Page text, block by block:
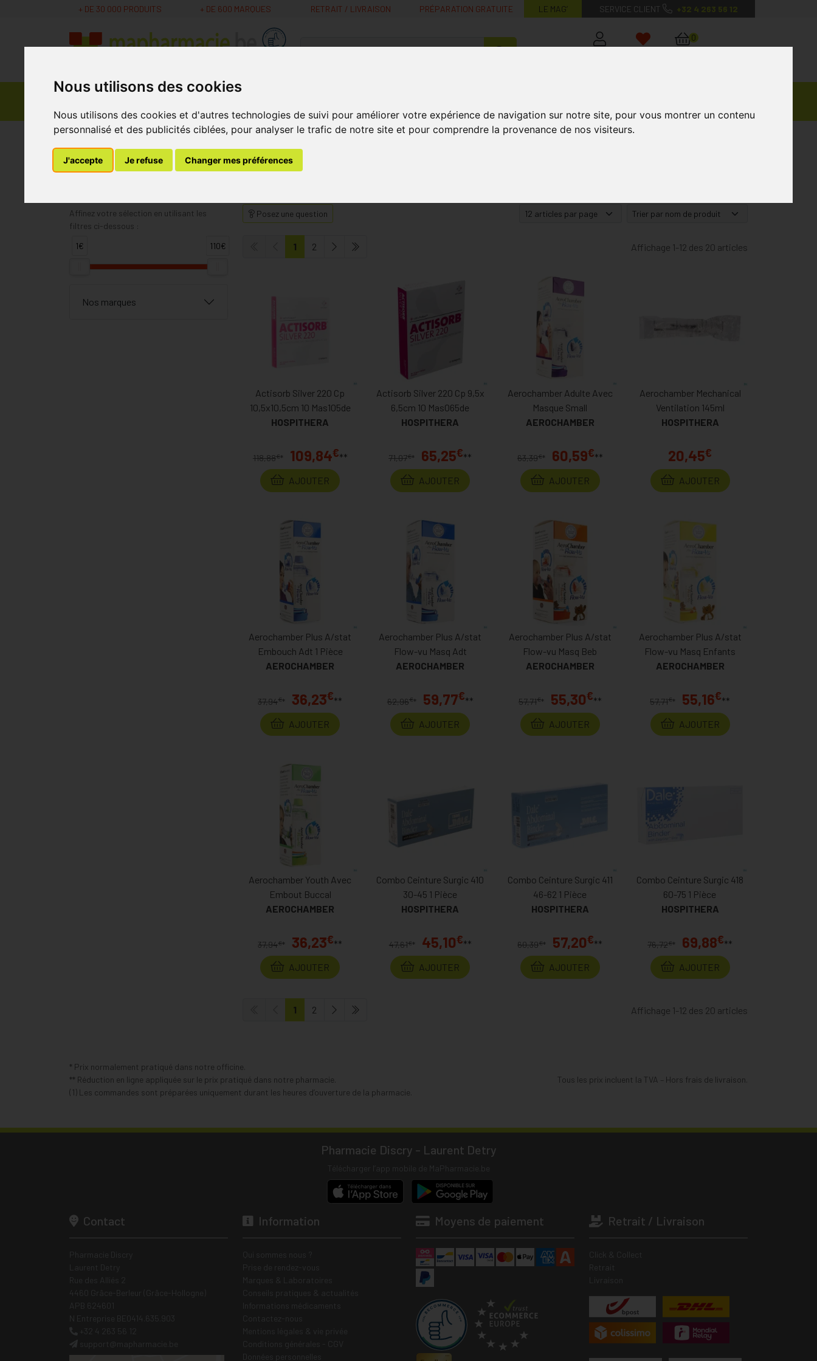
Nous utilisons des cookies
Nous utilisons des cookies et d'autres technologies de suivi pour améliorer votre expérience de navigation sur notre site, pour vous montrer un contenu
personnalisé et des publicités ciblées, pour analyser le trafic de notre site et pour comprendre la provenance de nos visiteurs.
J'accepte Je refuse Changer mes préférences
+ DE 30 000 PRODUITS + DE 600 MARQUES RETRAIT / LIVRAISON PRÉPARATION GRATUITE LE MAG’ SERVICE CLIENT +32 4 263 56 12
MaPharmacie.be ma santé, mes conseils, mes prix
0
Parapharmacie -
MaPharmacie.be Hospithera
Hospithera
Posez une question
Affichage 1-12 des 20 articles
1 2
Actisorb Silver 220 Cp
10,5x10,5cm 10 Mas105de
HOSPITHERA
118,88€* 109,84€**
AJOUTER
Actisorb Silver 220 Cp 9,5x
6,5cm 10 Mas065de
HOSPITHERA
71,07€* 65,25€**
AJOUTER
Aerochamber Adulte Avec
Masque Small
AEROCHAMBER
63,39€* 60,59€**
AJOUTER
Aerochamber Mechanical
Ventilation 145ml
HOSPITHERA
20,45€
AJOUTER
Aerochamber Plus A/stat
Embouch Adt 1 Pièce
AEROCHAMBER
37,94€* 36,23€**
AJOUTER
Aerochamber Plus A/stat
Flow-vu Masq Adt
AEROCHAMBER
62,96€ * 59,77€**
AJOUTER
Aerochamber Plus A/stat
Flow-vu Masq Beb
AEROCHAMBER
57,71€* 55,30€**
AJOUTER
Aerochamber Plus A/stat
Flow-vu Masq Enfants
AEROCHAMBER
57,71€* 55,16€**
AJOUTER
Aerochamber Youth Avec
Embout Buccal
AEROCHAMBER
37,94€* 36,23€**
AJOUTER
Combo Ceinture Surgic 410
30-45 1 Pièce
HOSPITHERA
47,61€ * 45,10€**
AJOUTER
Combo Ceinture Surgic 411
46-62 1 Pièce
HOSPITHERA
60,39€* 57,20€**
AJOUTER
Combo Ceinture Surgic 418
60-75 1 Pièce
HOSPITHERA
76,72€* 69,88€**
AJOUTER
Affichage 1-12 des 20 articles
1 2
Affinez votre sélection en utilisant les
filtres ci-dessous :
1€
110€
Nos marques
* Prix normalement pratiqué dans notre officine.
** Réduction en ligne appliquée sur le prix pratiqué dans notre pharmacie.
(1) Les commandes sont préparées uniquement durant les heures d’ouverture de la pharmacie.
Tous les prix incluent la TVA – Hors frais de livraison.
Pharmacie Discry - Laurent Detry
Contact Information Moyens de paiement Retrait / Livraison